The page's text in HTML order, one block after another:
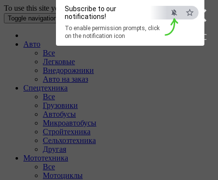
×
ESC
Subscribe to our
notifications!
To enable permission prompts, click
on the notification icon
To use this site your Internet browser must have Cookies enabled.
Toggle navigation
Авто
Все
Легковые
Внедорожники
Авто на заказ
Спецтехника
Все
Грузовики
Автобусы
Микроавтобусы
Стройтехника
Сельхозтехника
Другая
Мототехника
Все
Мотоциклы